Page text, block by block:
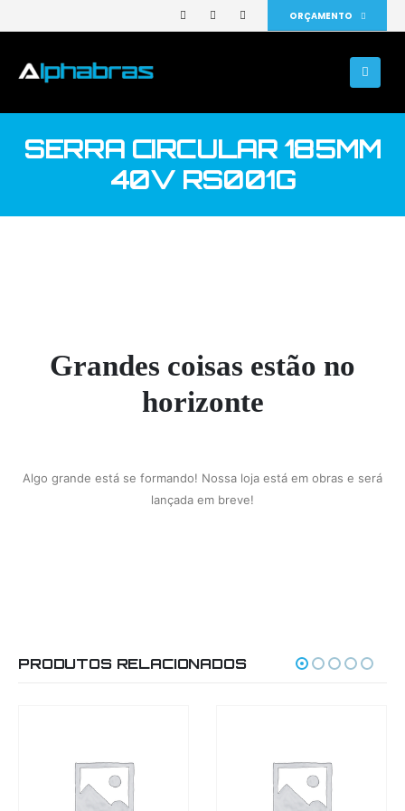
ORÇAMENTO
SERRA CIRCULAR 185MM
40V RS001G
Grandes coisas estão no
horizonte
Algo grande está se formando! Nossa loja está em obras e será
lançada em breve!
PRODUTOS RELACIONADOS